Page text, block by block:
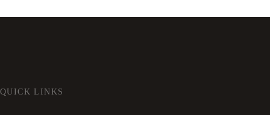
QUICK LINKS